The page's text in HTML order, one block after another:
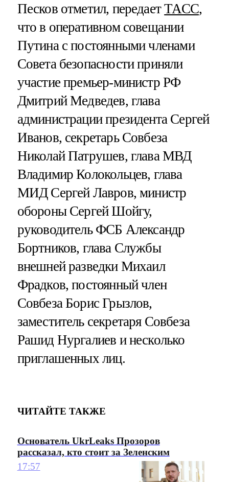
Песков отметил, передаетТАСС,
что в оперативном совещании
Путина с постоянными членами
Совета безопасности приняли
участие премьер-министр РФ
Дмитрий Медведев, глава
администрации президента Сергей
Иванов, секретарь Совбеза
Николай Патрушев, глава МВД
Владимир Колокольцев, глава
МИД Сергей Лавров, министр
обороны Сергей Шойгу,
руководитель ФСБ Александр
Бортников, глава Службы
внешней разведки Михаил
Фрадков, постоянный член
Совбеза Борис Грызлов,
заместитель секретаря Совбеза
Рашид Нургалиев и несколько
приглашенных лиц.
ЧИТАЙТЕ ТАКЖЕ
Основатель UkrLeaks Прозоров
рассказал, кто стоит за Зеленским
17:57